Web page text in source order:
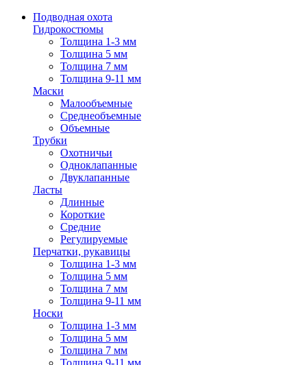
Подводная охота
Гидрокостюмы
Толщина 1-3 мм
Толщина 5 мм
Толщина 7 мм
Толщина 9-11 мм
Маски
Малообъемные
Среднеобъемные
Объемные
Трубки
Охотничьи
Одноклапанные
Двуклапанные
Ласты
Длинные
Короткие
Средние
Регулируемые
Перчатки, рукавицы
Толщина 1-3 мм
Толщина 5 мм
Толщина 7 мм
Толщина 9-11 мм
Носки
Толщина 1-3 мм
Толщина 5 мм
Толщина 7 мм
Толщина 9-11 мм